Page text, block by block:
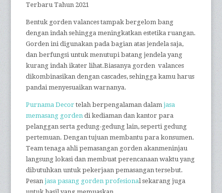
Bentuk gorden valances tampak bergelom bang
dengan indah sehingga meningkatkan estetika ruangan.
Gorden ini digunakan pada bagian atas jendela saja,
dan berfungsi untuk menutupi batang jendela yang
kurang indah ikater lihat.Biasanya gorden valances
dikombinasikan dengan cascades, sehingga kamu harus
pandai menyesuaikan warnanya.
Purnama Decortelah berpengalaman dalamjasa
memasang gorden di kediaman dan kantor para
pelanggan serta gedung-gedung lain, seperti gedung
pertemuan. Dengan tujuan membantu para konsumen.
Team tenaga ahli pemasangan gorden akanmeninjau
langsung lokasi dan membuat perencanaan waktu yang
dibutuhkan untuk pekerjaan pemasangan tersebut.
Pesanjasa pasang gorden profesional sekarang juga